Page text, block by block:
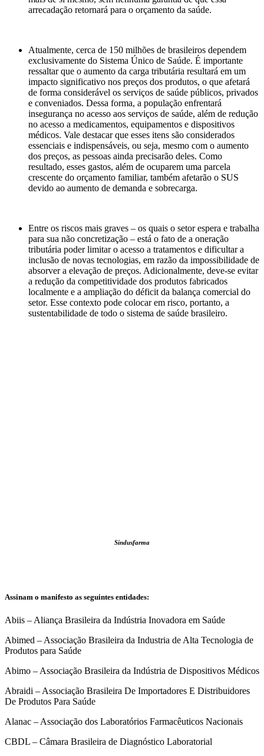
arrecadação retornará para o orçamento da saúde.
Atualmente, cerca de 150 milhões de brasileiros dependem
exclusivamente do Sistema Único de Saúde. É importante
ressaltar que o aumento da carga tributária resultará em um
impacto significativo nos preços dos produtos, o que afetará
de forma considerável os serviços de saúde públicos, privados
e conveniados. Dessa forma, a população enfrentará
insegurança no acesso aos serviços de saúde, além de redução
no acesso a medicamentos, equipamentos e dispositivos
médicos. Vale destacar que esses itens são considerados
essenciais e indispensáveis, ou seja, mesmo com o aumento
dos preços, as pessoas ainda precisarão deles. Como
resultado, esses gastos, além de ocuparem uma parcela
crescente do orçamento familiar, também afetarão o SUS
devido ao aumento de demanda e sobrecarga.
Entre os riscos mais graves – os quais o setor espera e trabalha
para sua não concretização – está o fato de a oneração
tributária poder limitar o acesso a tratamentos e dificultar a
inclusão de novas tecnologias, em razão da impossibilidade de
absorver a elevação de preços. Adicionalmente, deve-se evitar
a redução da competitividade dos produtos fabricados
localmente e a ampliação do déficit da balança comercial do
setor. Esse contexto pode colocar em risco, portanto, a
sustentabilidade de todo o sistema de saúde brasileiro.
Sindusfarma
Assinam o manifesto as seguintes entidades:
Abiis – Aliança Brasileira da Indústria Inovadora em Saúde
Abimed – Associação Brasileira da Industria de Alta Tecnologia de
Produtos para Saúde
Abimo – Associação Brasileira da Indústria de Dispositivos Médicos
Abraidi – Associação Brasileira De Importadores E Distribuidores
De Produtos Para Saúde
Alanac – Associação dos Laboratórios Farmacêuticos Nacionais
CBDL – Câmara Brasileira de Diagnóstico Laboratorial